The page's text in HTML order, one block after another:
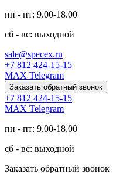
пн - пт: 9.00-18.00
сб - вс: выходной
sale@specex.ru
+7 812 424-15-15
MAX Telegram
Заказать обратный звонок
+7 812 424-15-15
MAX Telegram
пн - пт: 9.00-18.00
сб - вс: выходной
Заказать обратный звонок